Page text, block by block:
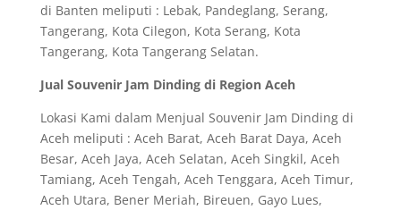
di Banten meliputi : Lebak, Pandeglang, Serang,
Tangerang, Kota Cilegon, Kota Serang, Kota
Tangerang, Kota Tangerang Selatan.
Jual Souvenir Jam Dinding di Region Aceh
Lokasi Kami dalam Menjual Souvenir Jam Dinding di
Aceh meliputi : Aceh Barat, Aceh Barat Daya, Aceh
Besar, Aceh Jaya, Aceh Selatan, Aceh Singkil, Aceh
Tamiang, Aceh Tengah, Aceh Tenggara, Aceh Timur,
Aceh Utara, Bener Meriah, Bireuen, Gayo Lues,